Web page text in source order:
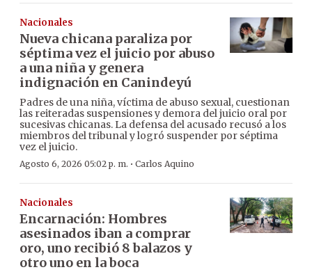
Nacionales
Nueva chicana paraliza por
séptima vez el juicio por abuso
a una niña y genera
indignación en Canindeyú
Padres de una niña, víctima de abuso sexual, cuestionan
las reiteradas suspensiones y demora del juicio oral por
sucesivas chicanas. La defensa del acusado recusó a los
miembros del tribunal y logró suspender por séptima
vez el juicio.
Agosto 6, 2026 05:02 p. m. · Carlos Aquino
Nacionales
Encarnación: Hombres
asesinados iban a comprar
oro, uno recibió 8 balazos y
otro uno en la boca